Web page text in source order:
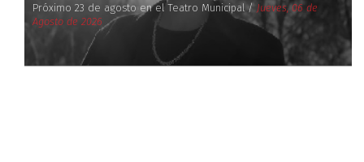
Próximo 23 de agosto en el Teatro Municipal / Jueves, 06 de
Agosto de 2026